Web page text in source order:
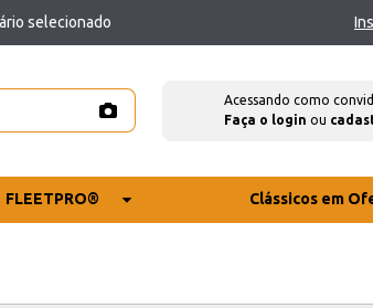
selecionado
Acessando como
Faça o login ou
FLEETPRO® Clássicos em